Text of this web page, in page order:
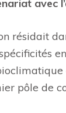
avec
résidait
pôle de